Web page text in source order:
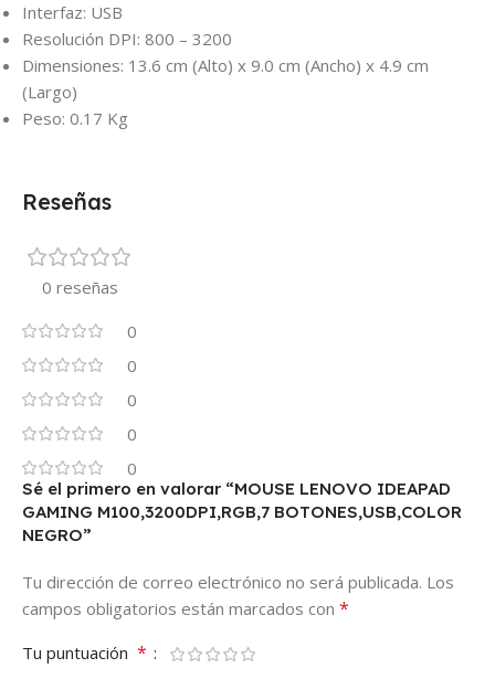
Interfaz: USB
Resolución DPI: 800 – 3200
Dimensiones: 13.6 cm (Alto) x 9.0 cm (Ancho) x 4.9 cm
(Largo)
Peso: 0.17 Kg
Reseñas
0 reseñas
0
0
0
0
0
Sé el primero en valorar “MOUSE LENOVO IDEAPAD
GAMING M100,3200DPI,RGB,7 BOTONES,USB,COLOR
NEGRO”
Tu dirección de correo electrónico no será publicada. Los
campos obligatorios están marcados con *
Tu puntuación *